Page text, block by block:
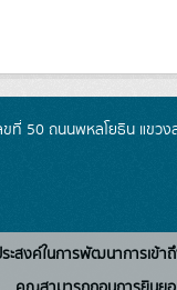
ที่ 50 ถนนพหลโยธิน แขว
ระสงค์ในการพัฒนาการเ